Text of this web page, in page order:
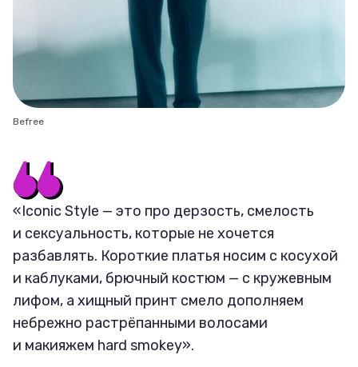
Befree
«Iconic Style — это про дерзость, смелость
и сексуальность, которые не хочется
разбавлять. Короткие платья носим с косухой
и каблуками, брючный костюм — с кружевным
лифом, а хищный принт смело дополняем
небрежно растрёпанными волосами
и макияжем hard smokey».